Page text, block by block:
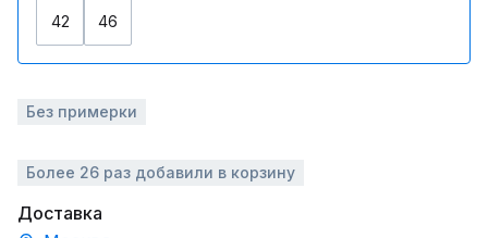
42 46
Без примерки
Более 26 раз добавили в корзину
Доставка